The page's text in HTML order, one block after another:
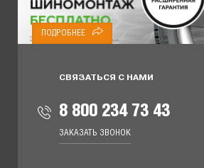
ПОДРОБНЕЕ
СВЯЗАТЬСЯ С НАМИ
8 800 234 73 43
ЗАКАЗАТЬ ЗВОНОК